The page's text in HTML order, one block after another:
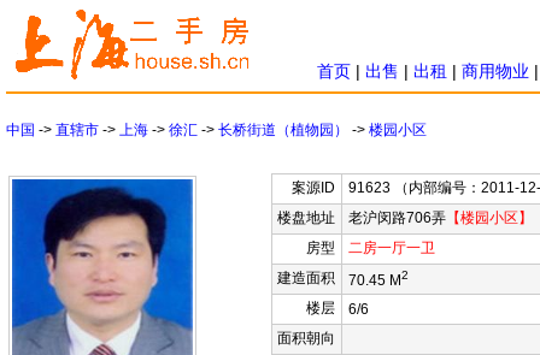
首页 | 出售 | 出租 | 商用物业
中国 -> 直辖市 -> 上海 -> 徐汇 -> 长桥街道（植物园） -> 楼园小区
案源ID
91623 （内部编号：2011-
楼盘地址
老沪闵路706弄 【楼园小区】
房型
二房一厅一卫
建造面积
70.45 M2
楼层
6/6
面积朝向